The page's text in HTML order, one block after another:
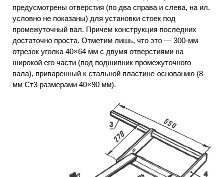
предусмотрены отверстия (по два справа и слева, на ил.
условно не показаны) для установки стоек под
промежуточный вал. Причем конструкция последних
достаточно проста. Отметим лишь, что это — 300-мм
отрезок уголка 40×64 мм с двумя отверстиями на
широкой его части (под подшипник промежуточного
вала), приваренный к стальной пластине-основанию (8-
мм Ст3 размерами 40×90 мм).